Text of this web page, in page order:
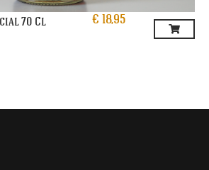
70 Cl € 18,95